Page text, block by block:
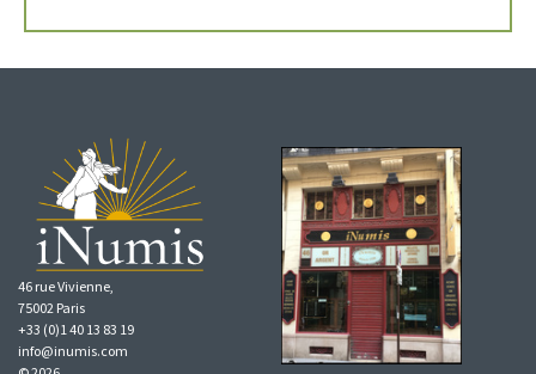
46 rue Vivienne,
75002 Paris
+33 (0)1 40 13 83 19
info@inumis.com